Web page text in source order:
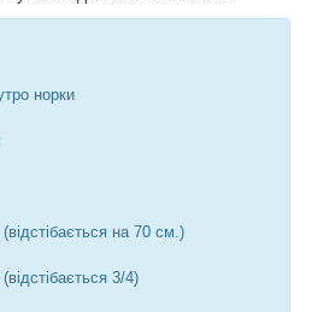
норки
на 70 см.)
3/4)